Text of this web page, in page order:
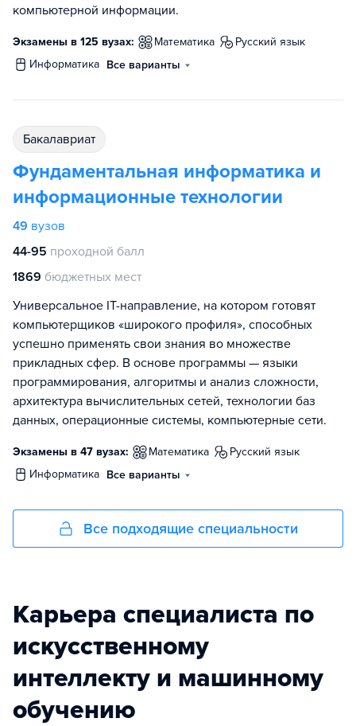
компьютерной информации.
Экзамены в 125 вузах: математика
русский язык
информатика Все варианты
бакалавриат
Фундаментальная информатика и
информационные технологии
49 вузов
44-95 проходной балл
1869 бюджетных мест
Универсальное IT-направление, на котором готовят
компьютерщиков «широкого профиля», способных
успешно применять свои знания во множестве
прикладных сфер. В основе программы — языки
программирования, алгоритмы и анализ сложности,
архитектура вычислительных сетей, технологии баз
данных, операционные системы, компьютерные сети.
Экзамены в 47 вузах: математика
русский язык
информатика Все варианты
Все подходящие специальности
Карьера специалиста по
искусственному
интеллекту и машинному
обучению